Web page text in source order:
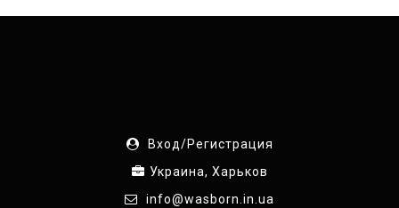
Вход/Регистрация
Украина, Харьков
info@wasborn.in.ua